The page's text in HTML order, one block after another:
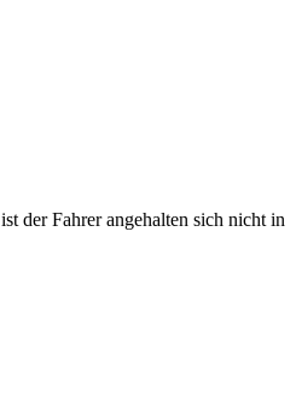
der Fahrer angehalten sich nicht in